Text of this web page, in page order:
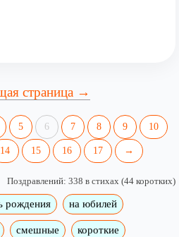
страница →
5 6 7 8 9 10
14 15 16 17 →
Поздравлений: 338 в стихах (44 коротких)
рождения на юбилей
смешные короткие